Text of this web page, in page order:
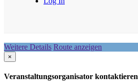
Weitere Details Route anzeigen
×
Veranstaltungsorganisator kontaktieren